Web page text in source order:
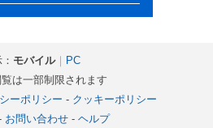
モバイル｜ PC
は一部制限されます
ーポリシー - クッキーポリシー
お問い合わせ- ヘルプ